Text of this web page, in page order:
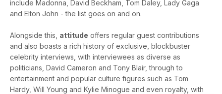
include Madonna, David Beckham, Tom Daley, Lady Gaga
and Elton John - the list goes on and on.
Alongside this, attitude offers regular guest contributions
and also boasts a rich history of exclusive, blockbuster
celebrity interviews, with interviewees as diverse as
politicians, David Cameron and Tony Blair, through to
entertainment and popular culture figures such as Tom
Hardy, Will Young and Kylie Minogue and even royalty, with